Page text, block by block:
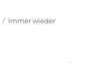
Kategorien
Immer wieder